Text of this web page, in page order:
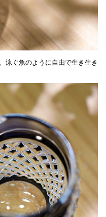
泳ぐ魚のように自由で生き生き